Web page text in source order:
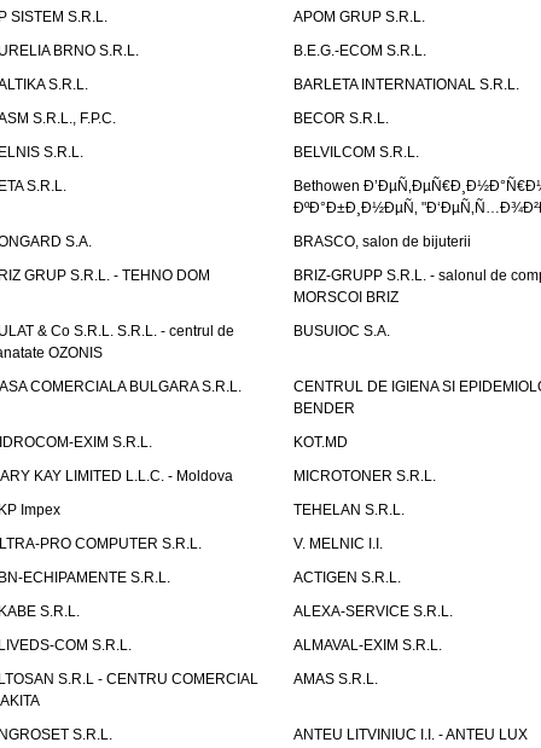
SISTEM S.R.L.
APOM GRUP S.R.L.
BRNO S.R.L.
B.E.G.-ECOM S.R.L.
S.R.L.
BARLETA INTERNATIONAL S.R.L.
S.R.L., F.P.C.
BECOR S.R.L.
S.R.L.
BELVILCOM S.R.L.
S.R.L.
Bethowen
ÐºÐ°Ð±Ð¸Ð½ÐµÑ‚
S.A.
BRASCO, salon de bijuterii
GRUP S.R.L. - TEHNO DOM
BRIZ-GRUPP S.R.L. - salonul de
MORSCOI BRIZ
& Co S.R.L. S.R.L. - centrul de
OZONIS
BUSUIOC S.A.
COMERCIALA BULGARA S.R.L.
CENTRUL DE IGIENA SI
BENDER
EXIM S.R.L.
KOT.MD
KAY LIMITED L.L.C. - Moldova
MICROTONER S.R.L.
Impex
TEHELAN S.R.L.
PRO COMPUTER S.R.L.
V. MELNIC I.I.
ECHIPAMENTE S.R.L.
ACTIGEN S.R.L.
S.R.L.
ALEXA-SERVICE S.R.L.
COM S.R.L.
ALMAVAL-EXIM S.R.L.
S.R.L - CENTRU COMERCIAL
AMAS S.R.L.
S.R.L.
ANTEU LITVINIUC I.I. - ANTEU LUX